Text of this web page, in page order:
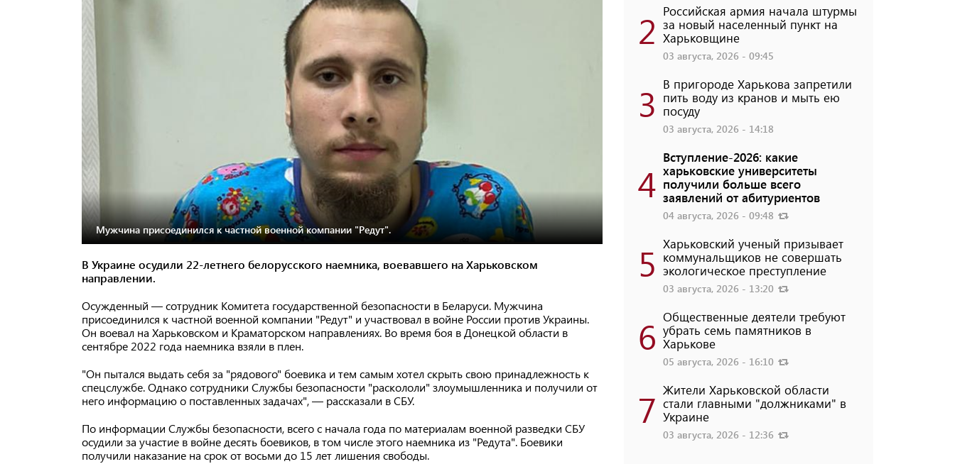
Мужчина присоединился к частной военной компании "Редут".
В Украине осудили 22-летнего белорусского наемника, воевавшего на Харьковском
направлении.
Осужденный — сотрудник Комитета государственной безопасности в Беларуси. Мужчина
присоединился к частной военной компании "Редут" и участвовал в войне России против Украины.
Он воевал на Харьковском и Краматорском направлениях. Во время боя в Донецкой области в
сентябре 2022 года наемника взяли в плен.
"Он пытался выдать себя за "рядового" боевика и тем самым хотел скрыть свою принадлежность к
спецслужбе. Однако сотрудники Службы безопасности "раскололи" злоумышленника и получили от
него информацию о поставленных задачах", — рассказали в СБУ.
По информации Службы безопасности, всего с начала года по материалам военной разведки СБУ
осудили за участие в войне десять боевиков, в том числе этого наемника из "Редута". Боевики
получили наказание на срок от восьми до 15 лет лишения свободы.
2 Российская армия начала штурмы
за новый населенный пункт на
Харьковщине
03 августа, 2026 - 09:45
3 В пригороде Харькова запретили
пить воду из кранов и мыть ею
посуду
03 августа, 2026 - 14:18
4
Вступление-2026: какие
харьковские университеты
получили больше всего
заявлений от абитуриентов
04 августа, 2026 - 09:48
5 Харьковский ученый призывает
коммунальщиков не совершать
экологическое преступление
03 августа, 2026 - 13:20
6 Общественные деятели требуют
убрать семь памятников в
Харькове
05 августа, 2026 - 16:10
7 Жители Харьковской области
стали главными "должниками" в
Украине
03 августа, 2026 - 12:36